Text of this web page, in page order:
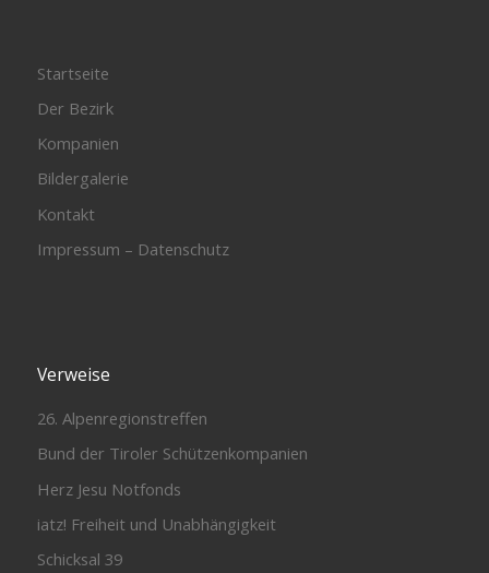
Startseite
Der Bezirk
Kompanien
Bildergalerie
Kontakt
Impressum – Datenschutz
Verweise
26. Alpenregionstreffen
Bund der Tiroler Schützenkompanien
Herz Jesu Notfonds
iatz! Freiheit und Unabhängigkeit
Schicksal 39